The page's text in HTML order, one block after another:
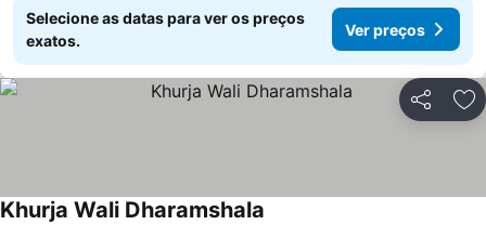
Selecione as datas para ver os preços
exatos.
Ver preços
Partilhar
Khurja Wali Dharamshala